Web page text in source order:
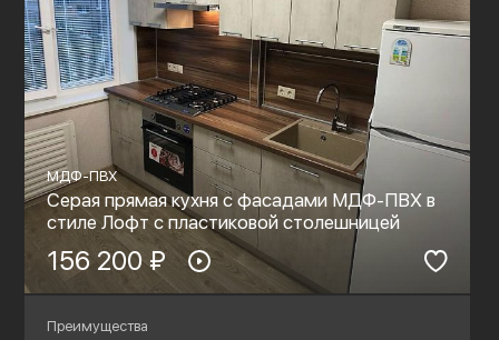
МДФ-ПВХ
Серая прямая кухня с фасадами МДФ-ПВХ в
стиле Лофт с пластиковой столешницей
156 200 ₽
Преимущества